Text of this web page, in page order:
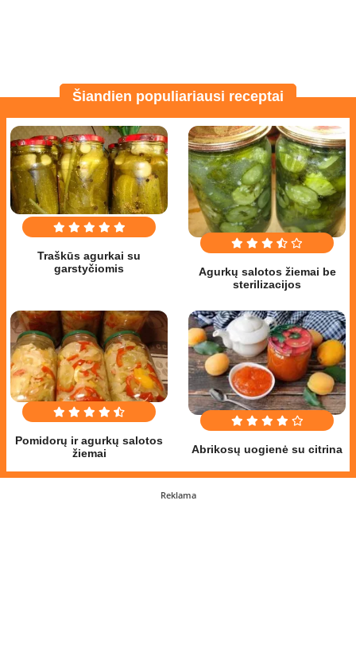
Šiandien populiariausi receptai
Traškūs agurkai su
garstyčiomis
Agurkų salotos žiemai be
sterilizacijos
Pomidorų ir agurkų salotos
žiemai
Abrikosų uogienė su citrina
Reklama